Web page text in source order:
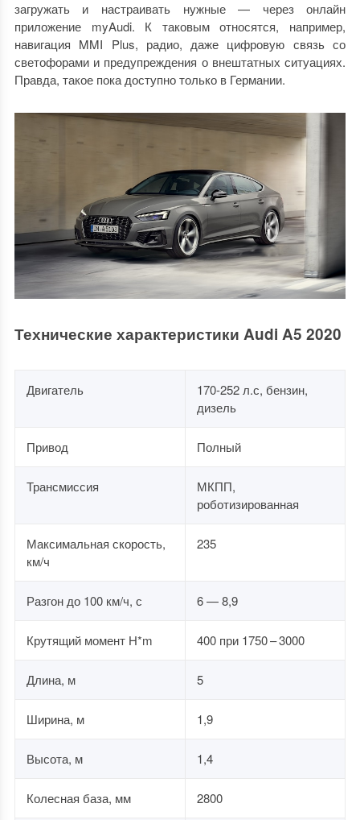
загружать и настраивать нужные — через онлайн
приложение myAudi. К таковым относятся, например,
навигация MMI Plus, радио, даже цифровую связь со
светофорами и предупреждения о внештатных ситуациях.
Правда, такое пока доступно только в Германии.
Технические характеристики Audi A5 2020
Двигатель
170-252 л.с, бензин,
дизель
Привод Полный
Трансмиссия
МКПП,
роботизированная
Максимальная скорость,
км/ч
235
Разгон до 100 км/ч, с 6 — 8,9
Крутящий момент H*m 400 при 1750 – 3000
Длина, м 5
Ширина, м 1,9
Высота, м 1,4
Колесная база, мм 2800